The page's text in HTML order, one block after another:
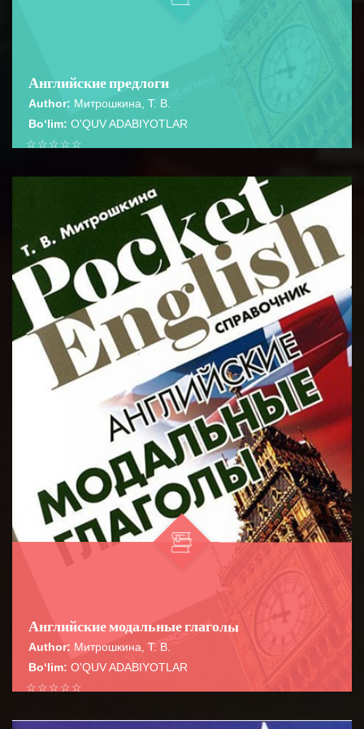
Английские предлоги
Author: Митрошкина, Т. В.
Bo‘lim: O'QUV ADABIYOTLAR
☆
☆
☆
☆
☆
Справочник содержит сведения о наиболее
употребительных предлогах предлогах современного
языка, их особенностях и употр...
Английские модальные глаголы
Author: Митрошкина, Т. В.
Bo‘lim: O'QUV ADABIYOTLAR
☆
☆
☆
☆
☆
Справочник представляет собой практическое